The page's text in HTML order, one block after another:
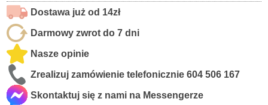
Dostawa już od 14zł
Darmowy zwrot do 7 dni
Nasze opinie
Zrealizuj zamówienie telefonicznie604 506 167
Skontaktuj się z nami na Messengerze